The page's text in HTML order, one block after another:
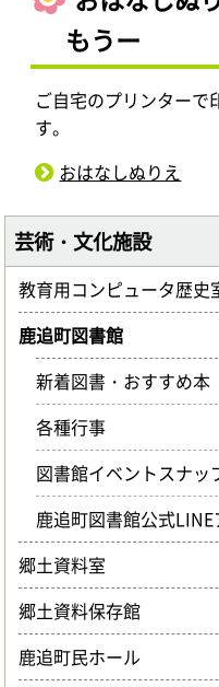
もうー
ご自宅のプリンターで
す。
おはなしぬりえ
芸術・文化施設
教育用コンピュータ歴史
鹿追町図書館
新着図書・おすすめ本
各種行事
図書館イベントスナッ
鹿追町図書館公式LINE
郷土資料室
郷土資料保存館
鹿追町民ホール